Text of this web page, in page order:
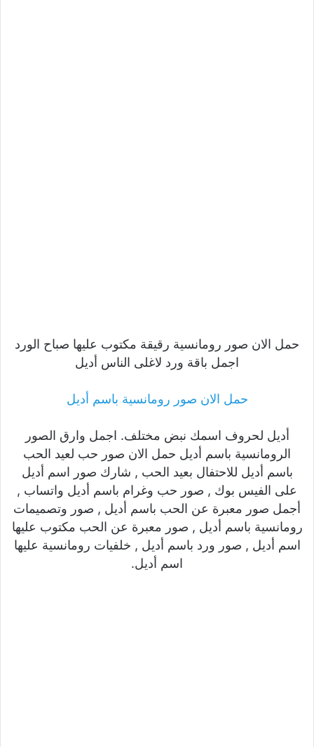
حمل الان صور رومانسية رقيقة مكتوب عليها صباح الورد
اجمل باقة ورد لاغلى الناس أديل
حمل الان صور رومانسية باسم أديل
أديل لحروف اسمك نبض مختلف. اجمل وارق الصور
الرومانسية باسم أديل حمل الان صور حب لعيد الحب
باسم أديل للاحتفال بعيد الحب , شارك صور اسم أديل
على الفيس بوك , صور حب وغرام باسم أديل واتساب ,
أجمل صور معبرة عن الحب باسم أديل , صور وتصميمات
رومانسية باسم أديل , صور معبرة عن الحب مكتوب عليها
اسم أديل , صور ورد باسم أديل , خلفيات رومانسية عليها
اسم أديل.